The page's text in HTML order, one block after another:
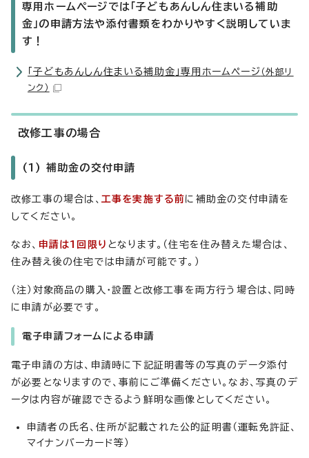
専用ホームページでは「子どもあんしん住まいる補助
金」の申請方法や添付書類をわかりやすく説明していま
す！
「子どもあんしん住まいる補助金」専用ホームページ （外部リ
ンク）
改修工事の場合
(1) 補助金の交付申請
改修工事の場合は、 工事を実施する前に補助金の交付申請を
してください。
なお、 申請は1回限り となります。（住宅を住み替えた場合は、
住み替え後の住宅では申請が可能です。）
（注）対象商品の購入・設置と改修工事を両方行う場合は、同時
に申請が必要です。
電子申請フォームによる申請
電子申請の方は、申請時に下記証明書等の写真のデータ添付
が必要となりますので、事前にご準備ください。なお、写真のデ
ータは内容が確認できるよう鮮明な画像としてください。
申請者の氏名、住所が記載された公的証明書（運転免許証、
マイナンバーカード等）